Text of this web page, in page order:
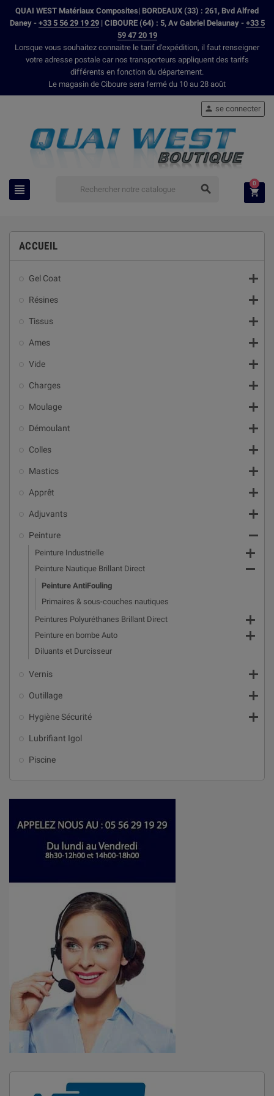
QUAI WEST Matériaux Composites| BORDEAUX (33) : 261, Bvd Alfred
Daney - +33 5 56 29 19 29| CIBOURE (64) : 5, Av Gabriel Delaunay - +33 5
59 47 20 19
Lorsque vous souhaitez connaitre le tarif d'expédition, il faut renseigner
votre adresse postale car nos transporteurs appliquent des tarifs
différents en fonction du département.
Le magasin de Ciboure sera fermé du 10 au 28 août
 
 se connecter

0
ACCUEIL
Gel Coat 
Résines 
Tissus 
Ames 
Vide 
Charges 
Moulage 
Démoulant 
Colles 
Mastics 
Apprêt 
Adjuvants 
Peinture 
Peinture Industrielle 
Peinture Nautique Brillant Direct 
Peinture AntiFouling
Primaires & sous-couches nautiques
Peintures Polyuréthanes Brillant Direct

Peinture en bombe Auto 
Diluants et Durcisseur
Vernis 
Outillage 
Hygiène Sécurité 
Lubrifiant Igol
Piscine